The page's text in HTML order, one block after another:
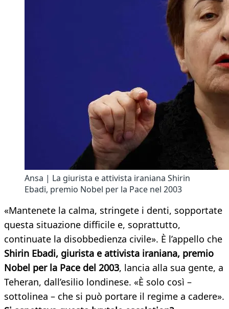
Ansa | La giurista e attivista iraniana Shirin
Ebadi, premio Nobel per la Pace nel 2003
«Mantenete la calma, stringete i denti, sopportate
questa situazione difficile e, soprattutto,
continuate la disobbedienza civile». È l’appello che
Shirin Ebadi, giurista e attivista iraniana, premio
Nobel per la Pace del 2003, lancia alla sua gente, a
Teheran, dall’esilio londinese. «È solo così –
sottolinea – che si può portare il regime a cadere».